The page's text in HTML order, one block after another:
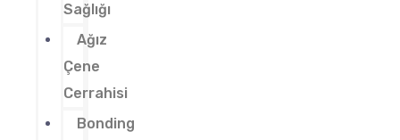
Sağlığı
Ağız
Çene
Cerrahisi
Bonding